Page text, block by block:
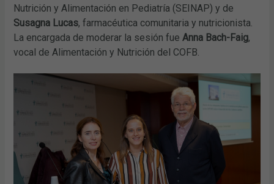
Nutrición y Alimentación en Pediatría (SEINAP) y de
Susagna Lucas, farmacéutica comunitaria y nutricionista.
La encargada de moderar la sesión fueAnna Bach-Faig,
vocal de Alimentación y Nutrición del COFB.